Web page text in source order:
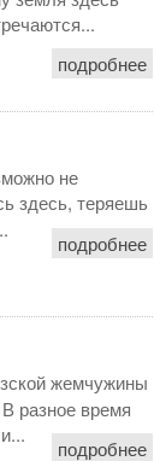
подробнее
не
здесь, теряешь
подробнее
жемчужины
разное время
подробнее